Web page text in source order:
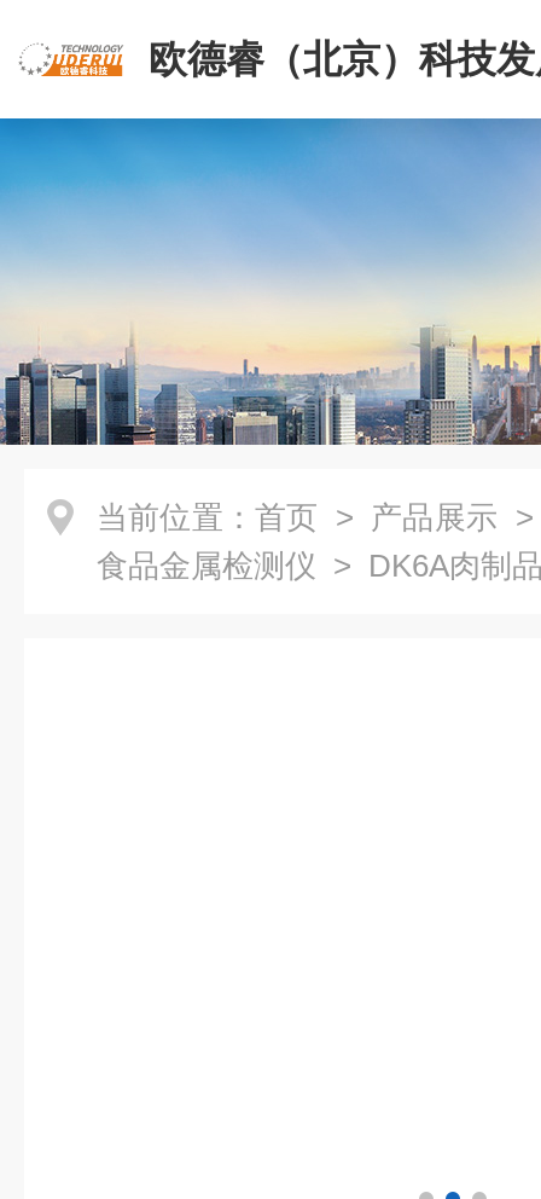
欧德睿（北京）科技
公司
当前位置： 首页 > 产品展示
食品金属检测仪 > DK6A肉制